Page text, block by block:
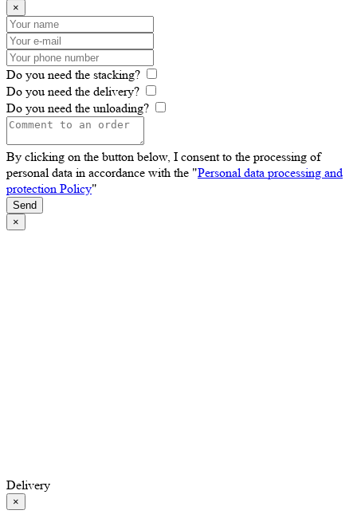
×
Do you need the stacking?
Do you need the delivery?
Do you need the unloading?
By clicking on the button below, I consent to the processing of
personal data in accordance with the "Personal data processing and
protection Policy"
Send
×
Delivery
×